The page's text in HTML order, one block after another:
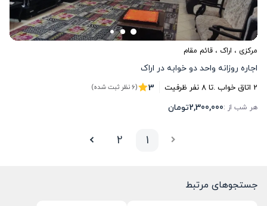
مرکزی ، اراک ، قائم مقام
اجاره روزانه واحد دو خوابه در اراک
2 اتاق خواب .تا8نفر ظرفیت 3 (6 نظر ثبت شده)
هر شب از :2,300,000تومان
1
2
جستجوهای مرتبط